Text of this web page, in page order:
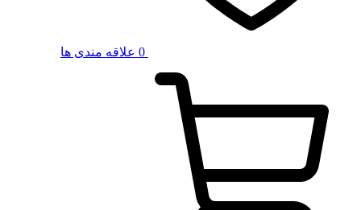
0 علاقه مندی ها